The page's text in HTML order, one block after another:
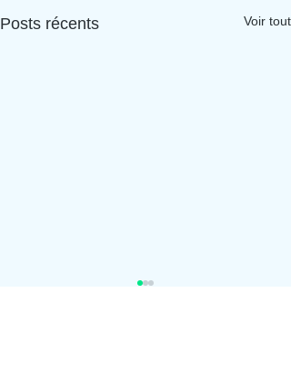
Posts récents Voir tout